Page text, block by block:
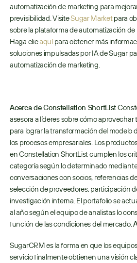
automatización de marketing para
previsibilidad. Visite Sugar Market para
sobre la plataforma de automatización
Haga clic aquí para obtener más
soluciones impulsadas por IA de Sugar
automatización de marketing.
Acerca de Constellation ShortList
asesora a líderes sobre cómo
para lograr la transformación del modelo
los procesos empresariales. Los
en Constellation ShortList cumplen los
categoría según lo determinado
conversaciones con socios, referencias
selección de proveedores, participación
investigación interna. El portafolio se
al año según el equipo de analistas lo
función de las condiciones del mercado.
SugarCRM es la forma en que los
servicio finalmente obtienen una visión